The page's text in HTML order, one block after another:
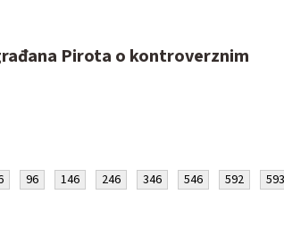
Pirota o kontroverznim
96 146 246 346 546 592
593